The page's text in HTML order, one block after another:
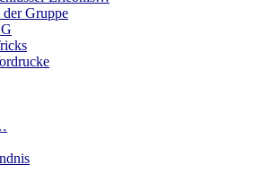
Gruppe